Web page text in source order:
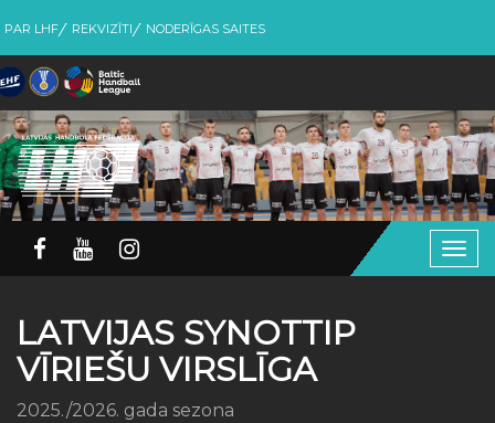
PAR LHF REKVIZĪTI NODERĪGAS SAITES
LATVIJAS SYNOTTIP
VĪRIEŠU VIRSLĪGA
2025./2026. gada sezona